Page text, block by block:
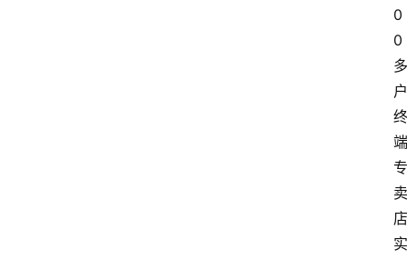
0
0
多
户
终
端
专
卖
店
实